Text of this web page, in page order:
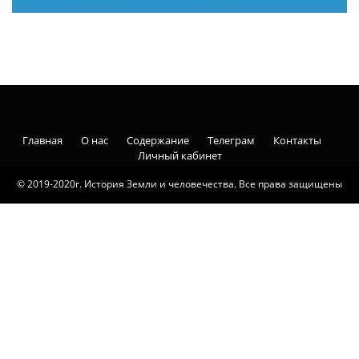
© 2019-2020г. История Земли и человечества. Все права защищены
Главная О нас Содержание Телеграм
Контакты
Личный кабинет